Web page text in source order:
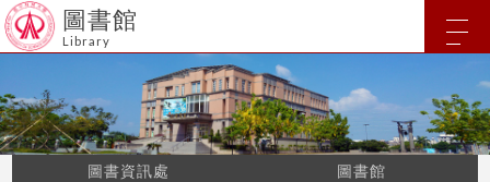
圖書館
Library
圖書資訊處 圖書館